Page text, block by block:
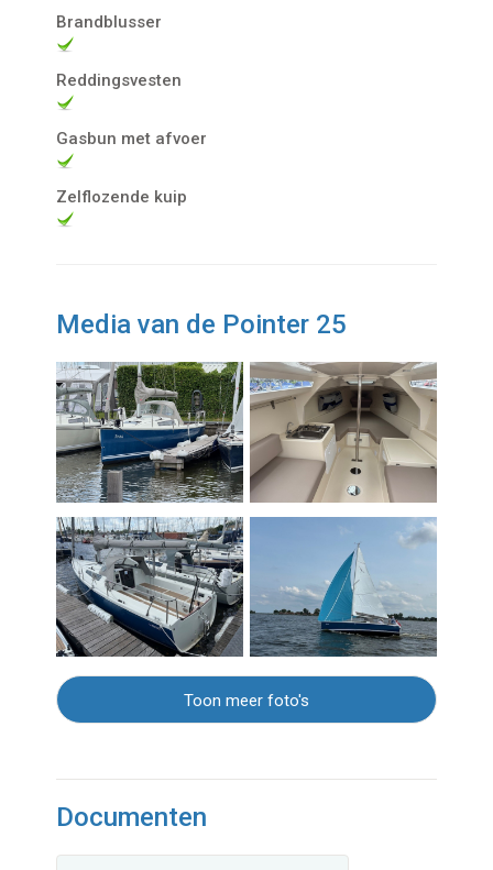
Brandblusser
Reddingsvesten
Gasbun met afvoer
Zelflozende kuip
Media van de Pointer 25
Toon meer foto's
Documenten